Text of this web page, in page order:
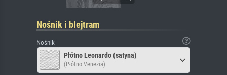
Nośnik i blejtram
Nośnik
Płótno Leonardo (satyna)
(Płótno Venezia)